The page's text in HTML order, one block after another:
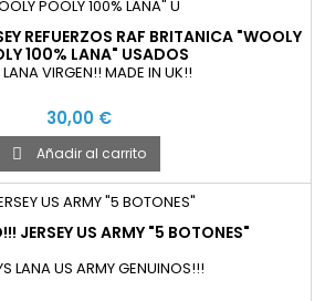
REFUERZOS RAF BRITANICA "WOOLY
100% LANA" USADOS
VIRGEN!! MADE IN UK!!
30,00 €
 Añadir al carrito
JERSEY US ARMY "5 BOTONES"
LANA US ARMY GENUINOS!!!